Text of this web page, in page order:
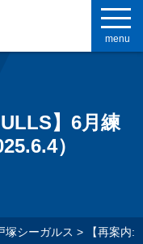
menu
】6月練
）
塚シーガルス >
【再案内: